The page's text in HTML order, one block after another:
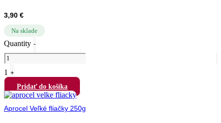
3,90 €
Na sklade
Quantity -
1 +
Pridať do košíka
Aprocel Veľké fliačky 250g